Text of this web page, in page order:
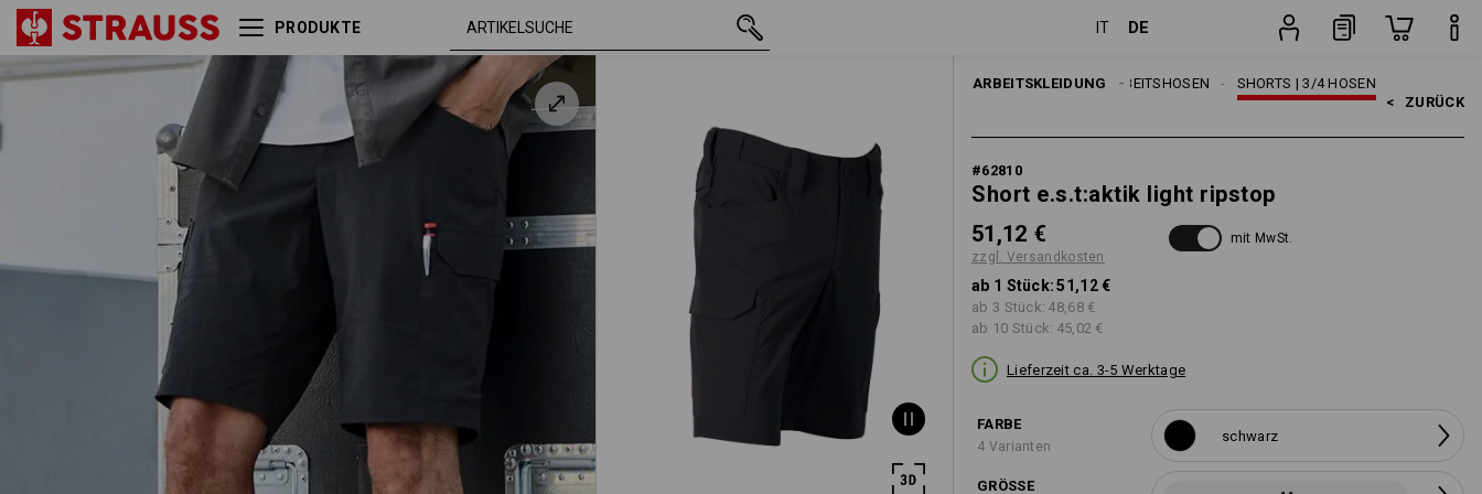
PRODUKTE IT DE
ARBEITSKLEIDUNG SHORTS | 3/4 HOSEN
ARBEITSHOSEN
HERREN
< ZURÜCK
#62810
Short e.s.t:aktik light ripstop
51,12 €
zzgl. Versandkosten
mit MwSt.
ab 1 Stück: 51,12 €
ab 3 Stück: 48,68 €
ab 10 Stück: 45,02 €
Lieferzeit ca. 3-5 Werktage
FARBE
4 Varianten
schwarz
GRÖSSE
Short e.s.t:aktik light ripstop schwarz 44 51,12 €